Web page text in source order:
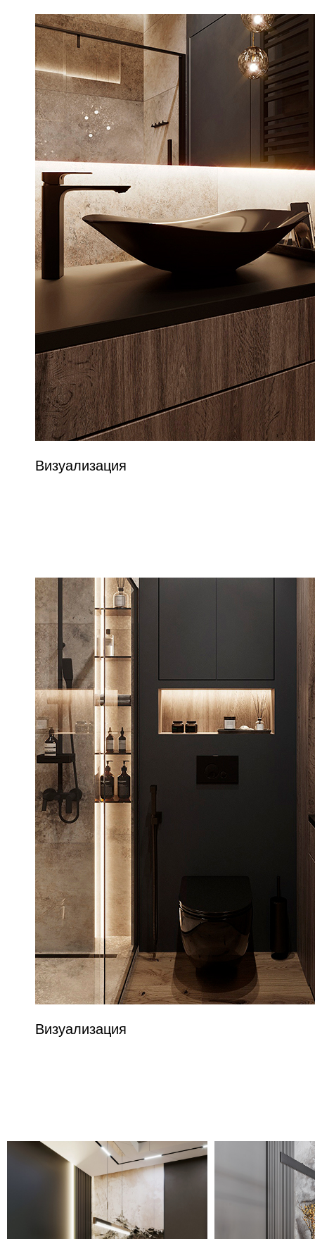
Визуализация
Визуализация